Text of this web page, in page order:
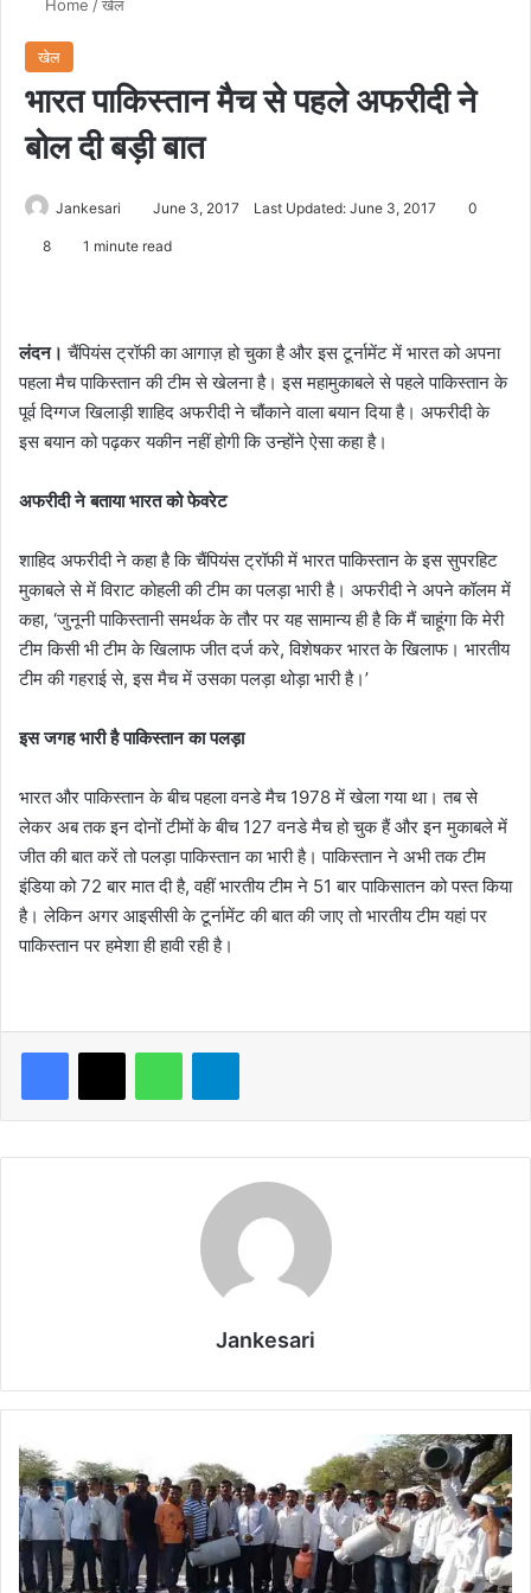
Home /खेल
खेल
भारत पाकिस्तान मैच से पहले अफरीदी ने
बोल दी बड़ी बात
Jankesari June 3, 2017 Last Updated: June 3, 2017 0
8 1 minute read
लंदन।चैंपियंस ट्रॉफी का आगाज़ हो चुका है और इस टूर्नामेंट में भारत को अपना
पहला मैच पाकिस्तान की टीम से खेलना है। इस महामुकाबले से पहले पाकिस्तान के
पूर्व दिग्गज खिलाड़ी शाहिद अफरीदी ने चौंकाने वाला बयान दिया है। अफरीदी के
इस बयान को पढ़कर यकीन नहीं होगी कि उन्होंने ऐसा कहा है।
अफरीदी ने बताया भारत को फेवरेट
शाहिद अफरीदी ने कहा है कि चैंपियंस ट्रॉफी में भारत पाकिस्तान के इस सुपरहिट
मुकाबले से में विराट कोहली की टीम का पलड़ा भारी है। अफरीदी ने अपने कॉलम में
कहा, ‘जुनूनी पाकिस्तानी समर्थक के तौर पर यह सामान्य ही है कि मैं चाहूंगा कि मेरी
टीम किसी भी टीम के खिलाफ जीत दर्ज करे, विशेषकर भारत के खिलाफ। भारतीय
टीम की गहराई से, इस मैच में उसका पलड़ा थोड़ा भारी है।’
इस जगह भारी है पाकिस्तान का पलड़ा
भारत और पाकिस्तान के बीच पहला वनडे मैच 1978 में खेला गया था। तब से
लेकर अब तक इन दोनों टीमों के बीच 127 वनडे मैच हो चुक हैं और इन मुकाबले में
जीत की बात करें तो पलड़ा पाकिस्तान का भारी है। पाकिस्तान ने अभी तक टीम
इंडिया को 72 बार मात दी है, वहीं भारतीय टीम ने 51 बार पाकिसातन को पस्त किया
है। लेकिन अगर आइसीसी के टूर्नामेंट की बात की जाए तो भारतीय टीम यहां पर
पाकिस्तान पर हमेशा ही हावी रही है।
Jankesari
सु
ब
ह
4
ब
जे